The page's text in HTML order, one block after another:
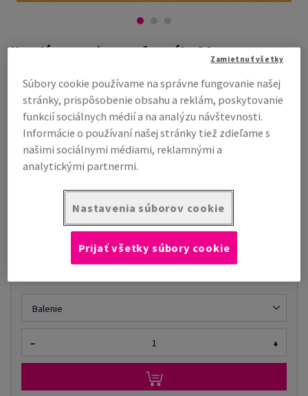
Kreatívne papiere vo formáte A4
#450539
Curious Metallics, Super Gold, 250g/m2, wove/hladký, metalický,
bezdrevný ECF, 210mm x 297mm, A4, ÚD, v minibalení 25 hárkov, FSC
Mix Credit
Kompletný popis
NA SKLADE
Balenie
− +
Súbory cookie používame na správne fungovanie našej
stránky, prispôsobenie obsahu a reklám, poskytovanie
funkcií sociálnych médií a na analýzu návštevnosti.
Informácie o používaní našej stránky tiež zdieľame s
našimi sociálnymi médiami, reklamnými a
analytickými partnermi.
Nastavenia súborov cookie
Zamietnuť všetky
Prijať všetky súbory cookie